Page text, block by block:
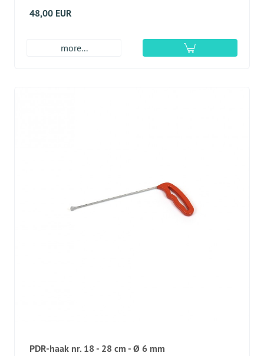
48,00 EUR
more...
PDR-haak nr. 18 - 28 cm - Ø 6 mm